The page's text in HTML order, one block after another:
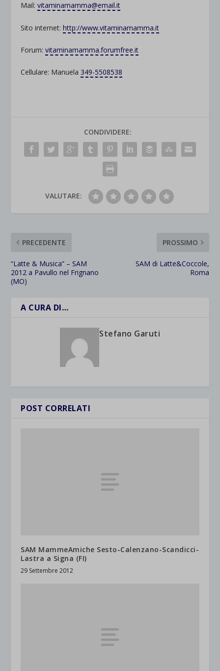
Mail:vitaminamamma@email.it
Sito internet:http://www.vitaminamamma.it
Forum:vitaminamamma.forumfree.it
Cellulare: Manuela 349-5508538
CONDIVIDERE:
VALUTARE:
PRECEDENTE
“Latte & Musica” – SAM
2012 a Pavullo nel Frignano
(MO)
PROSSIMO
SAM di Latte&Coccole,
Roma
A CURA DI…
Stefano Garuti
POST CORRELATI
SAM MammeAmiche Sesto-Calenzano-Scandicci-
Lastra a Signa (FI)
29 Settembre 2012